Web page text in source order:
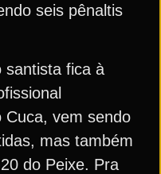
seis pênaltis
santista fica à
Cuca, vem sendo
mas também
do Peixe. Pra